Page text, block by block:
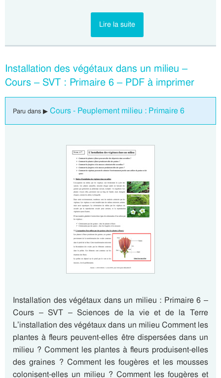
Lire la suite
Installation des végétaux dans un milieu –
Cours – SVT : Primaire 6 – PDF à imprimer
Paru dans ▶ Cours - Peuplement milieu : Primaire 6
Installation des végétaux dans un milieu : Primaire 6 –
Cours – SVT – Sciences de la vie et de la Terre
L’installation des végétaux dans un milieu Comment les
plantes à fleurs peuvent-elles être dispersées dans un
milieu ? Comment les plantes à fleurs produisent-elles
des graines ? Comment les fougères et les mousses
colonisent-elles un milieu ? Comment les fougères et